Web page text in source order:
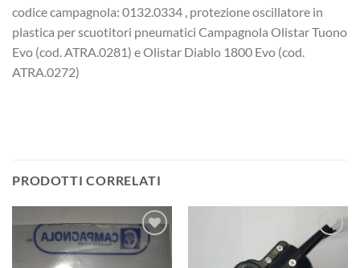
codice campagnola: 0132.0334 , protezione oscillatore in
plastica per scuotitori pneumatici Campagnola Olistar Tuono
Evo (cod. ATRA.0281) e Olistar Diablo 1800 Evo (cod.
ATRA.0272)
PRODOTTI CORRELATI